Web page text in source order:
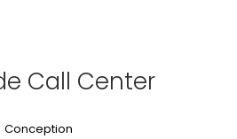
Call Center
Conception